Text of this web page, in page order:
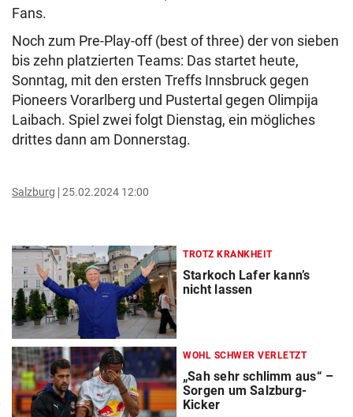
Fans.
Noch zum Pre-Play-off (best of three) der von sieben
bis zehn platzierten Teams: Das startet heute,
Sonntag, mit den ersten Treffs Innsbruck gegen
Pioneers Vorarlberg und Pustertal gegen Olimpija
Laibach. Spiel zwei folgt Dienstag, ein mögliches
drittes dann am Donnerstag.
Salzburg 25.02.2024 12:00
TROTZ KRANKHEIT
Starkoch Lafer kann’s
nicht lassen
WOHL SCHWER VERLETZT
„Sah sehr schlimm aus“ –
Sorgen um Salzburg-
Kicker